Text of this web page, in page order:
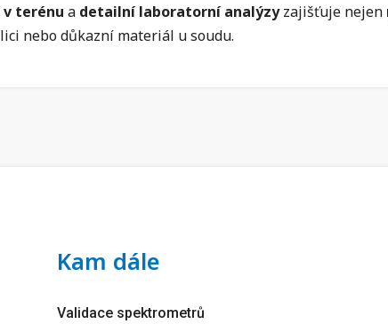
v terénu a detailní laboratorní analýzyzajišťuje nejen
nebo důkazní materiál u soudu.
Kam dále
Validace spektrometrů